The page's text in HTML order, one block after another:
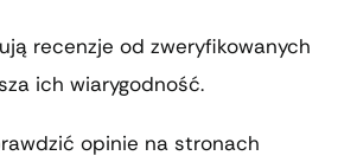
recenzje od zweryfikowanych
ich wiarygodność.
opinie na stronach